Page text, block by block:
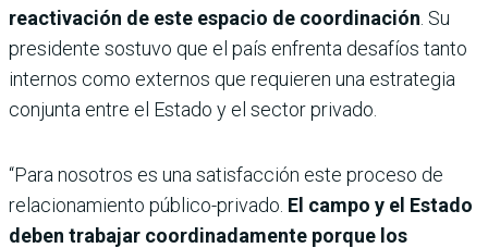
reactivación de este espacio de coordinación . Su
presidente sostuvo que el país enfrenta desafíos tanto
internos como externos que requieren una estrategia
conjunta entre el Estado y el sector privado.
“Para nosotros es una satisfacción este proceso de
relacionamiento público-privado. El campo y el Estado
deben trabajar coordinadamente porque los